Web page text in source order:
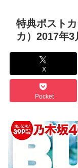
特典ポスト
カ）2017年3
X
Pocket